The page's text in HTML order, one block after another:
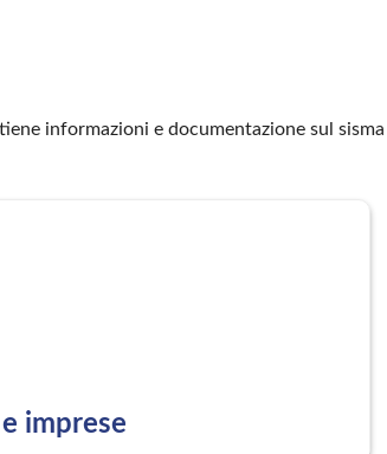
informazioni e documentazione sul
imprese